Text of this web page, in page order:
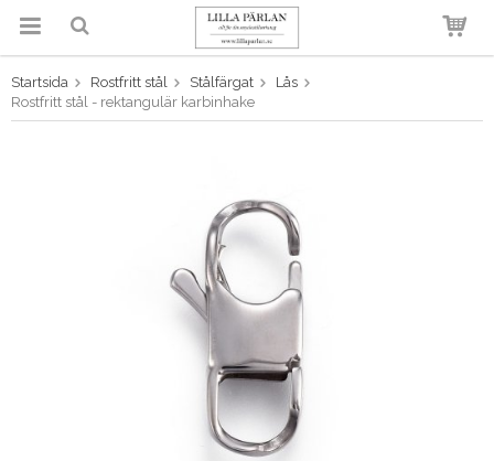
Produkten har blivit tillagd i
varukorgen
Startsida Rostfritt stål Stålfärgat
Lås
Rostfritt stål - rektangulär karbinhake